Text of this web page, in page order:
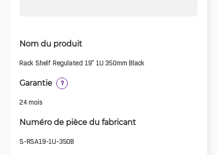
Nom du produit
Rack Shelf Regulated 19" 1U 350mm Black
Garantie ?
24 mois
Numéro de pièce du fabricant
S-RSA19-1U-350B